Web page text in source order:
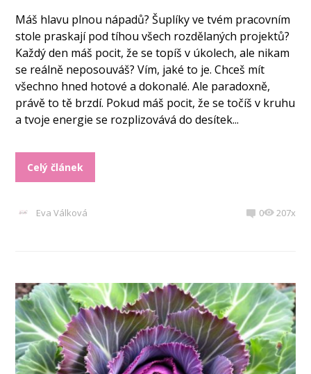
Máš hlavu plnou nápadů? Šuplíky ve tvém pracovním
stole praskají pod tíhou všech rozdělaných projektů?
Každý den máš pocit, že se topíš v úkolech, ale nikam
se reálně neposouváš? Vím, jaké to je. Chceš mít
všechno hned hotové a dokonalé. Ale paradoxně,
právě to tě brzdí. Pokud máš pocit, že se točíš v kruhu
a tvoje energie se rozplizovává do desítek...
Celý článek
Eva Válková 0 207x